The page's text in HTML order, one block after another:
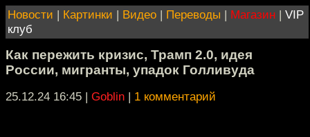
Новости | Картинки | Видео | Переводы | Магазин | VIP
клуб
Как пережить кризис, Трамп 2.0, идея
России, мигранты, упадок Голливуда
25.12.24 16:45 | Goblin | 1 комментарий